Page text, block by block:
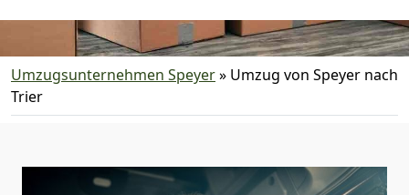
Umzugsunternehmen Speyer» Umzug von Speyer nach
Trier